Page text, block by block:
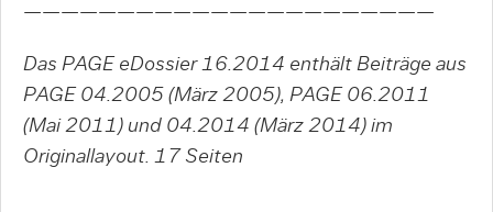
——————————————————————
Das PAGE eDossier 16.2014 enthält Beiträge aus
PAGE 04.2005 (März 2005), PAGE 06.2011
(Mai 2011) und 04.2014 (März 2014) im
Originallayout. 17 Seiten